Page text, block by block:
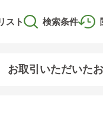
スト 検索条件
お取引いただいた